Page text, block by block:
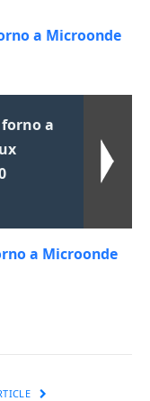
a Microonde
forno a
a Microonde